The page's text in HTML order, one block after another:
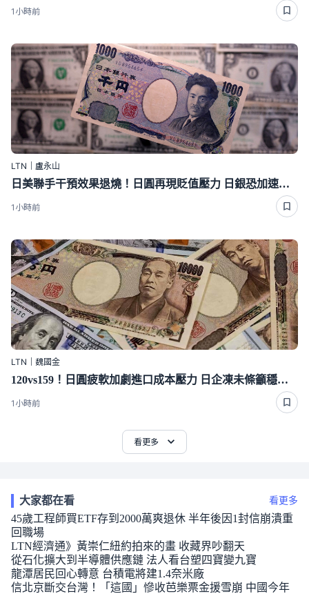
1小時前
LTN｜盧永山
日美聯手干預效果退燒！日圓再現貶值壓力 日銀恐加速升息
1小時前
LTN｜魏國金
120vs159！日圓疲軟加劇進口成本壓力 日企凍未條籲穩匯市
1小時前
看更多
大家都在看 看更多
45歲工程師買ETF存到2000萬爽退休 半年後因1封信崩潰重
回職場
LTN經濟通》黃崇仁紐約拍來的畫 收藏界吵翻天
從石化擴大到半導體供應鏈 法人看台塑四寶變九寶
龍潭居民回心轉意 台積電將建1.4奈米廠
信北京斷交台灣！「這國」慘收芭樂票金援雪崩 中國今年